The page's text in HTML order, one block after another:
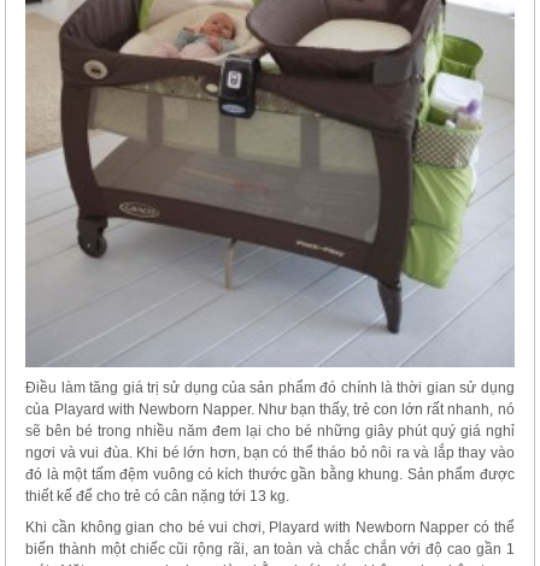
Điều làm tăng giá trị sử dụng của sản phẩm đó chính là thời gian sử dụng
của Playard with Newborn Napper. Như bạn thấy, trẻ con lớn rất nhanh, nó
sẽ bên bé trong nhiều năm đem lại cho bé những giây phút quý giá nghỉ
ngơi và vui đùa. Khi bé lớn hơn, bạn có thể tháo bỏ nôi ra và lắp thay vào
đó là một tấm đệm vuông có kích thước gần bằng khung. Sản phẩm được
thiết kế để cho trẻ có cân nặng tới 13 kg.
Khi cần không gian cho bé vui chơi, Playard with Newborn Napper có thể
biến thành một chiếc cũi rộng rãi, an toàn và chắc chắn với độ cao gần 1